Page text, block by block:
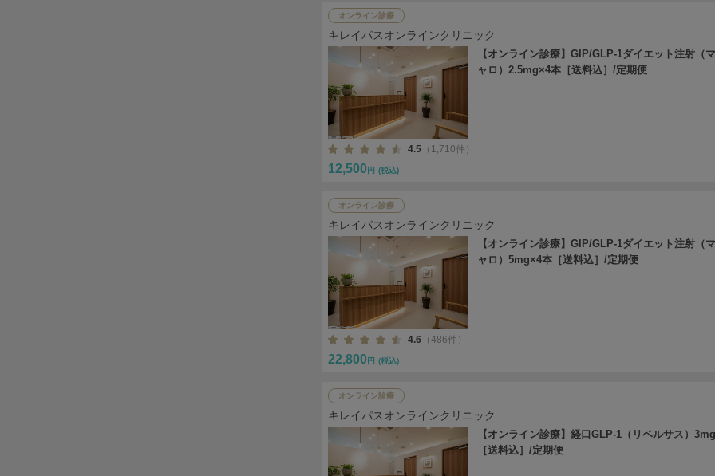
オンライン診療
キレイパスオンラインクリニック
【オンライン診療】GIP/GLP-1ダイエット注射（
ャロ）2.5mg×4本［送料込］/定期便
4.5 （1,710件）
12,500 円 (税込)
オンライン診療
キレイパスオンラインクリニック
【オンライン診療】GIP/GLP-1ダイエット注射（
ャロ）5mg×4本［送料込］/定期便
4.6 （486件）
22,800 円 (税込)
オンライン診療
キレイパスオンラインクリニック
【オンライン診療】経口GLP-1（リベルサス）
［送料込］/定期便